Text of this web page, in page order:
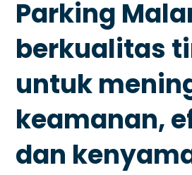
Parking
berkualitas
untuk
keamanan,
dan